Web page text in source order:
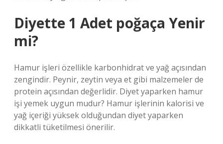
Diyette 1 Adet poğaça Yenir
mi?
Hamur işleri özellikle karbonhidrat ve yağ açısından
zengindir. Peynir, zeytin veya et gibi malzemeler de
protein açısından değerlidir. Diyet yaparken hamur
işi yemek uygun mudur? Hamur işlerinin kalorisi ve
yağ içeriği yüksek olduğundan diyet yaparken
dikkatli tüketilmesi önerilir.